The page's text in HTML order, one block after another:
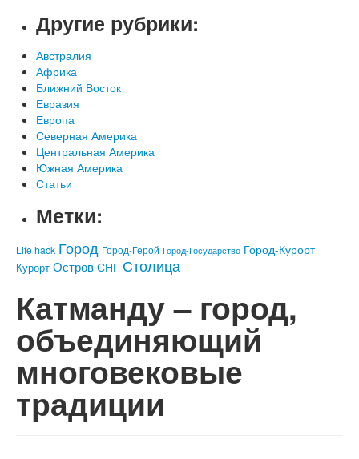
Другие рубрики:
Австралия
Африка
Ближний Восток
Евразия
Европа
Северная Америка
Центральная Америка
Южная Америка
Статьи
Метки:
Life hack Город Город-Герой Город-Государство Город-Курорт
Курорт ОстровСНГ Столица
Катманду – город,
объединяющий
многовековые
традиции